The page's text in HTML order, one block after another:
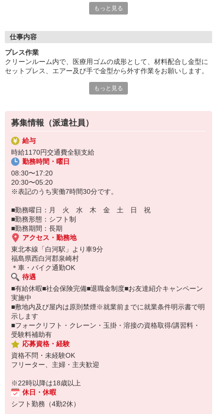
最初はみんな未経験、特別な資格・経験・スキルは必要ありませ
2〜3カ月程日勤のみ。夜勤のみ残業無しは相談可能です。
（当社規定あり）
『テクノ・サービス』は、派遣業界大手スタッフサービスグルー
全国にあるお仕事の中から、一人ひとりのスキルや希望条件に応
安全管理体制も万全ですので安心してご就業いただけます。
登録方法は、【オンライン】【電話】【登録会来場】の3つから
選べます♪
★★履歴書・証明写真は不要！★★
また、ご登録済の方はお仕事の紹介がスムーズです。
ご応募お待ちしています。
もっと見る
仕事内容
プレス作業
クリーンルーム内で、医療用ゴムの成形として、材料配合し金型に
セットプレス、エアー及び手で金型から外す作業をお願いします。
最初はみんな未経験、特別な資格・経験・スキルは必要ありませ
カ月程日勤のみ。夜勤のみ残業無しは相談可能です。
もっと見る
募集情報（派遣社員）
給与
時給1170円交通費全額支給
勤務時間・曜日
08:30〜17:20
20:30〜05:20
※表記のうち実働7時間30分です。
■勤務曜日：月 火 水 木 金 土 日 祝
■勤務形態：シフト制
■勤務期間：長期
アクセス・勤務地
東北本線「白河駅」より車9分
福島県西白河郡泉崎村
＊車・バイク通勤OK
待遇
■有給休暇■社会保険完備■退職金制度■お友達紹介キャンペーン
実施中
■敷地内及び屋内は原則禁煙※就業前までに就業条件明示書で明
示します
■フォークリフト・クレーン・玉掛・溶接の資格取得/講習料・
受験料補助有
応募資格・経験
資格不問・未経験OK
フリーター、主婦・主夫歓迎
※22時以降は18歳以上
休日・休暇
シフト勤務（4勤2休）